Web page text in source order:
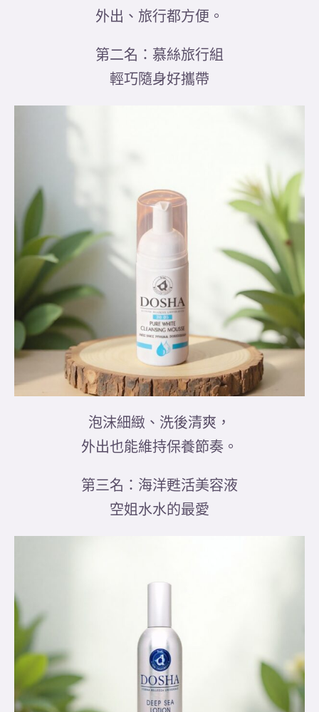
外出、旅行都方便。
第二名：慕絲旅行組
輕巧隨身好攜帶
泡沫細緻、洗後清爽，
外出也能維持保養節奏。
第三名：海洋甦活美容液
空姐水水的最愛